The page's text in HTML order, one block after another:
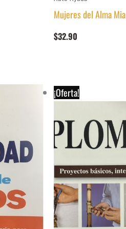
Mujeres del Alma Mia
$32.90
¡Oferta!